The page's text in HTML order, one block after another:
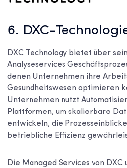
6. DXC-
DXC Technology bietet über
Analyseservices
denen Unternehmen ihre
Gesundheitswesen optimieren
Unternehmen nutzt
Plattformen, um skalierbare
entwickeln, die
betriebliche Effizienz
Die Managed Services von DXC